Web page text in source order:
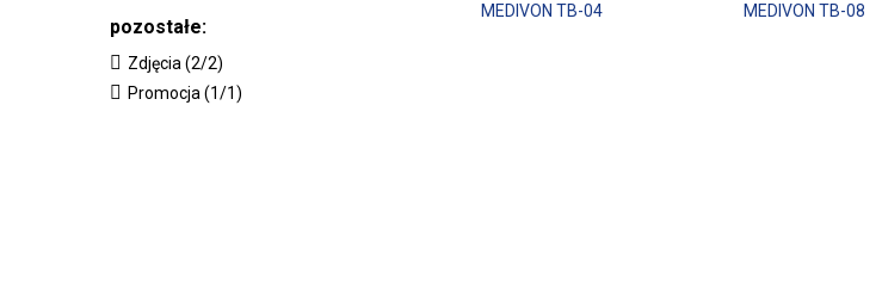
pozostałe:
Zdjęcia (2/2)
Promocja (1/1)
MEDIVON TB-04
MEDIVON TB-08